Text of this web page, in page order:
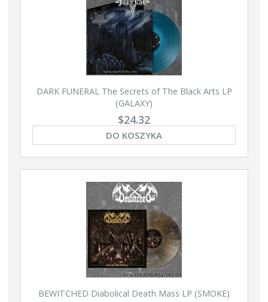
DARK FUNERAL The Secrets of The Black Arts LP
(GALAXY)
$24.32
DO KOSZYKA
BEWITCHED Diabolical Death Mass LP (SMOKE)